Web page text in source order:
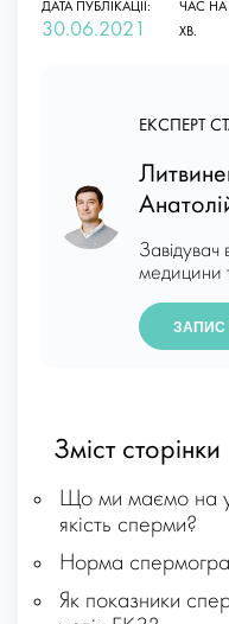
ДАТА ПУБЛІКАЦІЇ:
30.06.2021
ЧАС НА
ХВ.
ЕКСПЕРТ
Завідувач
медицини
ЗАПИС
Зміст сторінки
Що ми маємо на
якість сперми?
Норма
Як показники